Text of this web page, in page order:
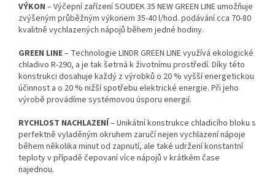
VÝKON – Výčepní zařízení SOUDEK 35 NEW GREEN LINE umožňuje
zvýšeným průběžným výkonem 35-40 l/hod. podávání cca 70-80
kvalitně vychlazených nápojů během jedné hodiny.
GREEN LINE– Technologie LINDR GREEN LINE využívá ekologické
chladivo R-290, a je tak šetrná k životnímu prostředí. Díky této
konstrukci dosahuje každý z výrobků o 20 % vyšší energetickou
účinnost a o 20 % nižší spotřebu elektrické energie. Při jeho
výrobě provádíme systémovou úsporu energií.
RYCHLOST NACHLAZENÍ– Unikátní konstrukce chladicího bloku s
perfektně vyladěným okruhem zaručí nejen vychlazení nápoje
během několika minut od zapnutí, ale také udržení konstantní
teploty v případě čepovaní více nápojů v krátkém čase
najednou.